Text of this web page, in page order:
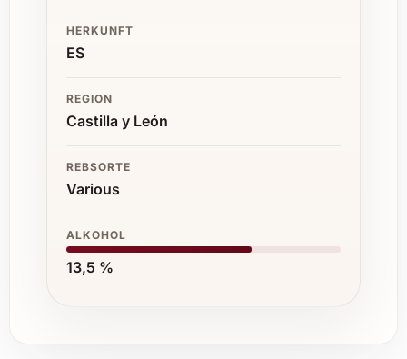
HERKUNFT
ES
REGION
Castilla y León
REBSORTE
Various
ALKOHOL
13,5 %